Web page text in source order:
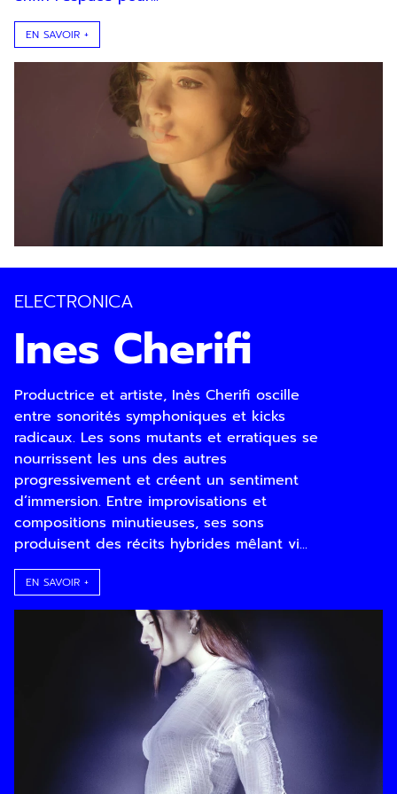
EN SAVOIR +
ELECTRONICA
Ines Cherifi
Productrice et artiste, Inès Cherifi oscille
entre sonorités symphoniques et kicks
radicaux. Les sons mutants et erratiques se
nourrissent les uns des autres
progressivement et créent un sentiment
d’immersion. Entre improvisations et
compositions minutieuses, ses sons
produisent des récits hybrides mêlant vi...
EN SAVOIR +